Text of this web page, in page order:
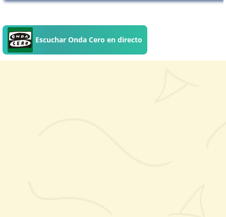
Escuchar Onda Cero en directo